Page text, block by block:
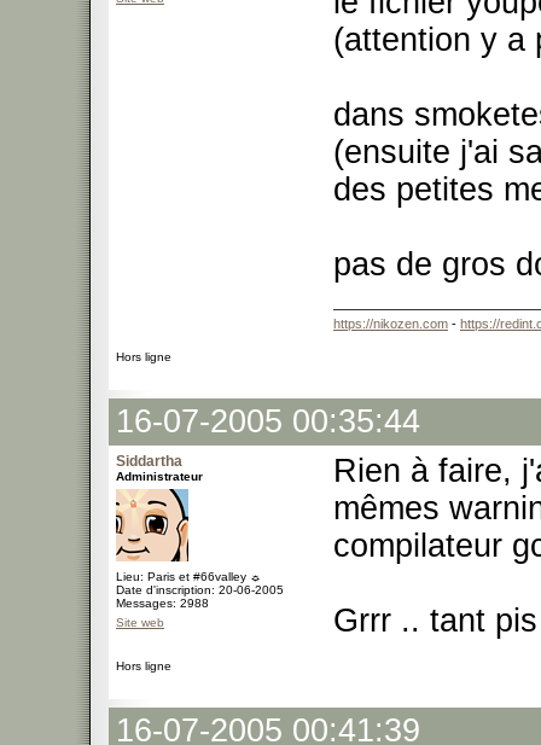
(attention y a
dans
(ensuite j'ai
des petites
pas de gros
https://nikozen.com - https://
Hors ligne
16-07-2005 00:35:44
Siddartha
Administrateur
Lieu: Paris et #66valley ☼
Date d'inscription: 20-06-2005
Messages: 2988
Site web
Rien à faire,
mêmes
compilateur
Grrr .. tant
Hors ligne
16-07-2005 00:41:39